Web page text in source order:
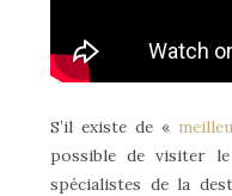
S’il existe de «
possible de visiter
spécialistes de la